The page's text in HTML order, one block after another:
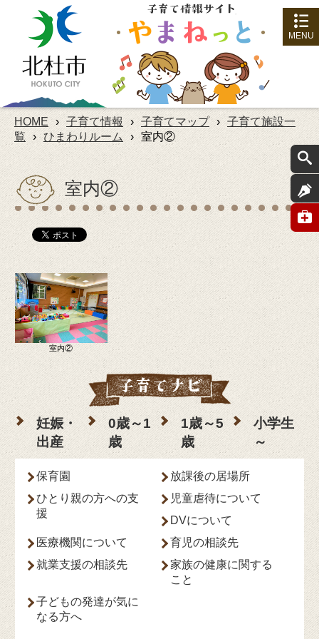
MENU
HOME › 子育て情報 › 子育てマップ › 子育て施設一
覧 › ひまわりルーム › 室内②
室内②
室内②
妊娠・
出産
0歳～1
歳
1歳～5
歳
小学生
～
保育園
放課後の居場所
ひとり親の方への支
援
児童虐待について
DVについて
医療機関について
育児の相談先
就業支援の相談先
家族の健康に関する
こと
子どもの発達が気に
なる方へ